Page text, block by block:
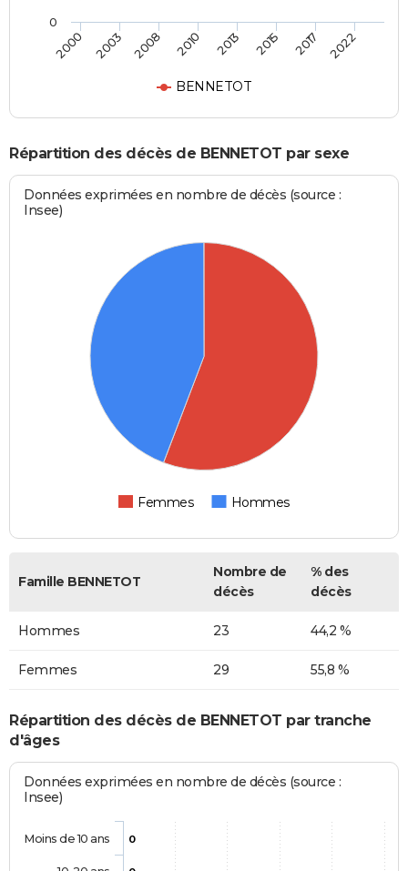
BENNETOT
2000 2003 2008 2010 2013 2015 2017 2022
0
Répartition des décès de BENNETOT par sexe
Données exprimées en nombre de décès (source :
Insee)
Femmes Hommes
Famille BENNETOT
Nombre de
décès
% des
décès
Hommes 23 44,2 %
Femmes 29 55,8 %
Répartition des décès de BENNETOT par tranche
d'âges
Données exprimées en nombre de décès (source :
Insee)
0
Moins de 10 ans